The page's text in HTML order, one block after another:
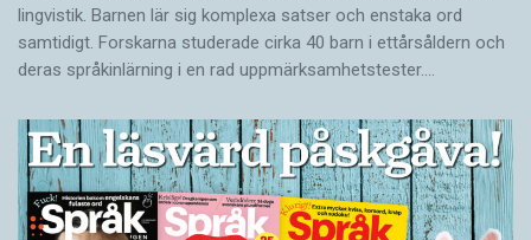
lingvistik. Barnen lär sig komplexa satser och enstaka ord
samtidigt. Forskarna studerade cirka 40 barn i ettårsåldern och
deras språkinlärning i en rad uppmärksamhetstester.…